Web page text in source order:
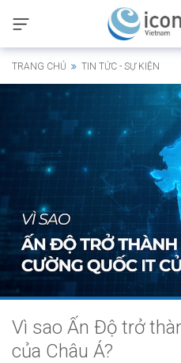
TRANG CHỦ TIN TỨC - SỰ KIỆN
Vì sao Ấn Độ trở
của Châu Á?